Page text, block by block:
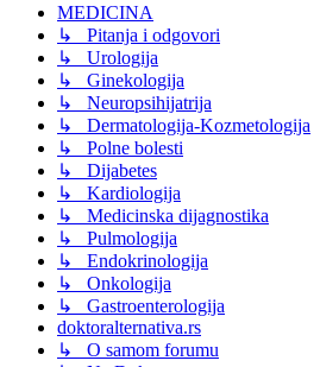
MEDICINA
↳ Pitanja i odgovori
↳ Urologija
↳ Ginekologija
↳ Neuropsihijatrija
↳ Dermatologija-Kozmetologija
↳ Polne bolesti
↳ Dijabetes
↳ Kardiologija
↳ Medicinska dijagnostika
↳ Pulmologija
↳ Endokrinologija
↳ Onkologija
↳ Gastroenterologija
doktoralternativa.rs
↳ O samom forumu